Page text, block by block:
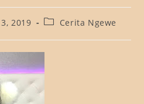
2019
PostCerita Ngewe